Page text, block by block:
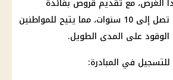
الغرض، مع تقديم قروض بفائدة
منخفضة وفترة سداد تصل إلى 10 سنوات، مما يتيح للمواطنين
على المدى الطويل.
في المبادرة: